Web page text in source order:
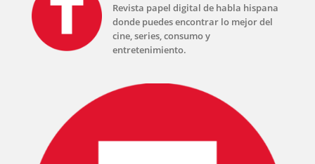
Revista papel digital de habla hispana
donde puedes encontrar lo mejor del
cine, series, consumo y
entretenimiento.